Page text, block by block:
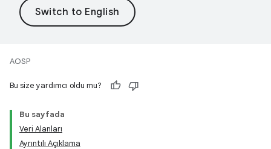
AOSP
Bu size yardımcı oldu mu?
Bu sayfada
Veri Alanları
Ayrıntılı Açıklama